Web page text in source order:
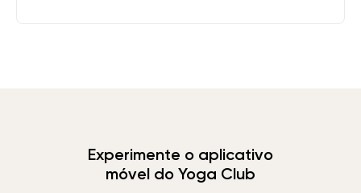
Experimente o aplicativo
móvel do Yoga Club